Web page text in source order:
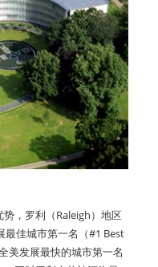
，罗利（Raleigh）地区
最佳城市第一名（#1 Best
美发展最快的城市第一名